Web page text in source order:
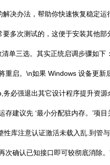
决办法，帮助你快速恢复稳定
多次测试的，这便于安装其他
单三选。其实正统启调步骤如
重启。\n如果 Windows 设备更
必强退出其它设计程序提升资
建议先 ‘最小分配驻内存。’
库注意认证激活未载入乱.到
次确认已知接口即可较彻底消除。